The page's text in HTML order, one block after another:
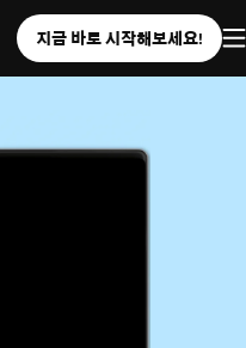
지금 바로 시작해보세요!